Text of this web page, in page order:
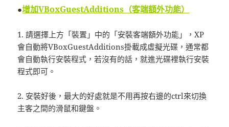
●增加VBoxGuestAdditions（客端額外功能）
1. 請選擇上方「裝置」中的「安裝客端額外功能」，XP
會自動將VBoxGuestAdditions掛載成虛擬光碟，通常都
會自動執行安裝程式，若沒有的話，就進光碟裡執行安裝
程式即可。
2. 安裝好後，最大的好處就是不用再按右邊的ctrl來切換
主客之間的滑鼠和鍵盤。